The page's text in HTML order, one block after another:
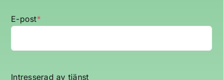
E-post*
Intresserad av tjänst